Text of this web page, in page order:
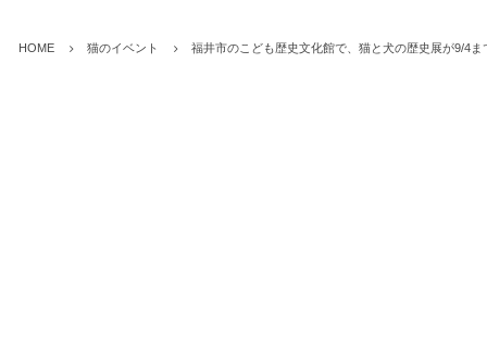
HOME 猫のイベント 福井市のこども歴史文化館で、猫と犬の歴史展が9/4ま